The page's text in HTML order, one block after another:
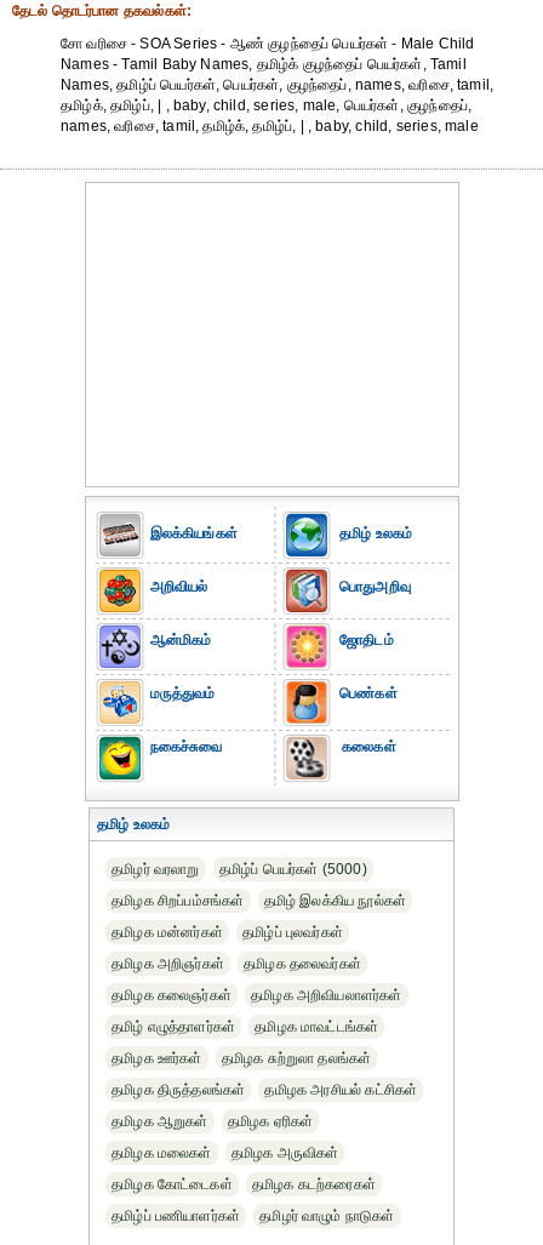
தேட‌ல் தொட‌ர்பான தகவ‌ல்க‌ள்:
சோ வரிசை - SOA Series - ஆண் குழந்தைப் பெயர்கள் - Male Child
Names - Tamil Baby Names, தமிழ்க் குழந்தைப் பெயர்கள், Tamil
Names, தமிழ்ப் பெயர்கள், பெயர்கள், குழந்தைப், names, வரிசை, tamil,
தமிழ்க், தமிழ்ப், | , baby, child, series, male, பெயர்கள், குழந்தைப்,
names, வரிசை, tamil, தமிழ்க், தமிழ்ப், | , baby, child, series, male
இலக்கியங்கள்
அறிவியல்
ஆன்மிகம்
மருத்துவம்
நகைச்சுவை
தமிழ் உலகம்
பொதுஅறிவு
ஜோதிடம்
பெண்கள்
கலைகள்
தமிழ் உலகம்
தமிழர் வரலாறு
தமிழ்ப் பெயர்கள் (5000)
தமிழக சிறப்பம்சங்கள்
தமிழ் இலக்கிய நூல்கள்
தமிழக மன்னர்கள்
தமிழ்ப் புலவர்கள்
தமிழக அறிஞர்கள்
தமிழக தலைவர்கள்
தமிழக கலைஞர்கள்
தமிழக அறிவியலாளர்கள்‎
தமிழ் எழுத்தாளர்கள்
தமிழக மாவட்டங்கள்
தமிழக ஊர்கள்
தமிழக சுற்றுலா தலங்கள்
தமிழக திருத்தலங்கள்
தமிழக அரசியல் கட்சிகள்
தமிழக ஆறுகள்
தமிழக ஏரிகள்
தமிழக மலைகள்
தமிழக அருவிகள்
தமிழக கோட்டைகள்
தமிழக கடற்கரைகள்
தமிழ்ப் பணியாளர்கள்
தமிழர் வாழும் நாடுகள்